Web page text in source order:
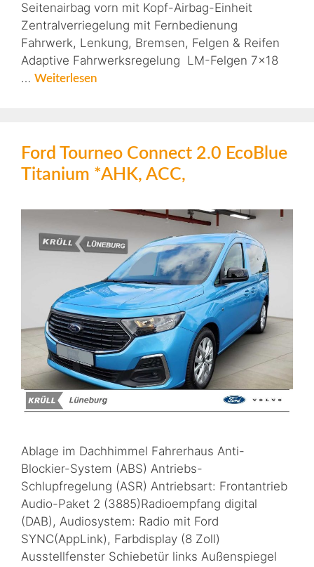
Seitenairbag vorn mit Kopf-Airbag-Einheit
Zentralverriegelung mit Fernbedienung
Fahrwerk, Lenkung, Bremsen, Felgen & Reifen
Adaptive Fahrwerksregelung LM-Felgen 7×18
… Weiterlesen
Ford Tourneo Connect 2.0 EcoBlue
Titanium *AHK, ACC,
Ablage im Dachhimmel Fahrerhaus Anti-
Blockier-System (ABS) Antriebs-
Schlupfregelung (ASR) Antriebsart: Frontantrieb
Audio-Paket 2 (3885)Radioempfang digital
(DAB), Audiosystem: Radio mit Ford
SYNC(AppLink), Farbdisplay (8 Zoll)
Ausstellfenster Schiebetür links Außenspiegel